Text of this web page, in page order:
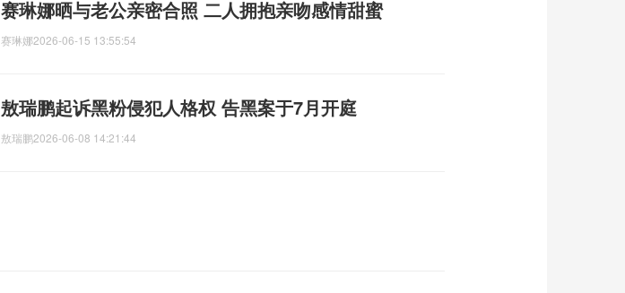
赛琳娜晒与老公亲密合照 二人拥抱亲吻感情甜蜜
赛琳娜2026-06-15 13:55:54
敖瑞鹏起诉黑粉侵犯人格权 告黑案于7月开庭
敖瑞鹏2026-06-08 14:21:44